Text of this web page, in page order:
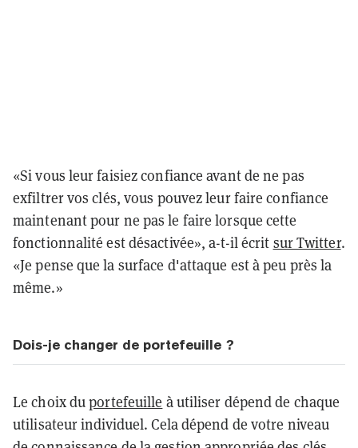
«Si vous leur faisiez confiance avant de ne pas
exfiltrer vos clés, vous pouvez leur faire confiance
maintenant pour ne pas le faire lorsque cette
fonctionnalité est désactivée», a-t-il écrit sur Twitter.
«Je pense que la surface d'attaque est à peu près la
même.»
Dois-je changer de portefeuille ?
Le choix duportefeuille à utiliser dépend de chaque
utilisateur individuel. Cela dépend de votre niveau